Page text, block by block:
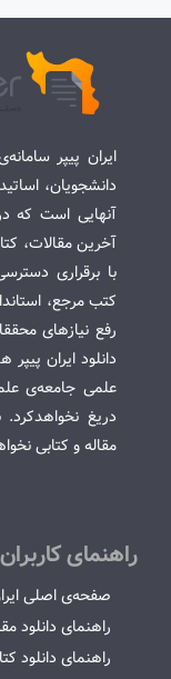
ایران پیپر
دانشجویان،
آنهایی است که
آخرین مقالات،
با برقراری
کتب مرجع،
رفع نیازهای
دانلود ایران
علمی جامعه‌ی
دریغ
مقاله و کتابی
راهنمای کاربران
صفحه‌ی اصلی
راهنمای دانلود
راهنمای دانلود